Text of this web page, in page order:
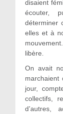
disaient
écouter,
déterminer
elles et à
libère.
On avait
marchaient
jour,
collectifs,